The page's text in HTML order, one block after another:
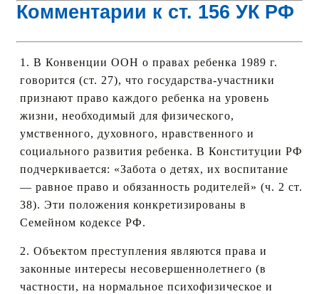
Комментарии к ст. 156 УК РФ
1. В Конвенции ООН о правах ребенка 1989 г.
говорится (ст. 27), что государства-участники
признают право каждого ребенка на уровень
жизни, необходимый для физического,
умственного, духовного, нравственного и
социального развития ребенка. В Конституции РФ
подчеркивается: «Забота о детях, их воспитание
— равное право и обязанность родителей» (ч. 2 ст.
38). Эти положения конкретизированы в
Семейном кодексе РФ.
2. Объектом преступления являются права и
законные интересы несовершеннолетнего (в
частности, на нормальное психофизическое и